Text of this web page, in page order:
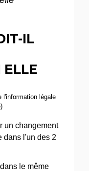
IL
ELLE
l'information légale
un changement
dans l'un des 2
le même